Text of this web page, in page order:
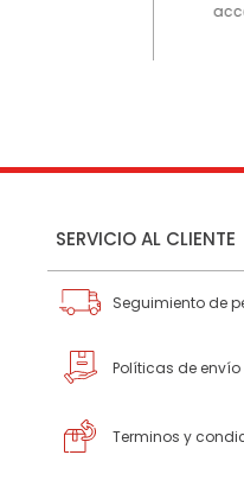
SERVICIO AL CLIENTE
Seguimiento de
Políticas de envío
Terminos y